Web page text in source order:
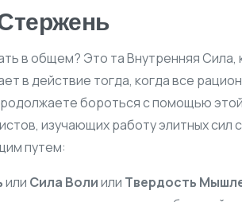
в общем? Это та Внутренняя Сила,
в действие тогда, когда все
бороться с помощью
изучающих работу элитных сил
путем:
или Сила Волиили Твердость